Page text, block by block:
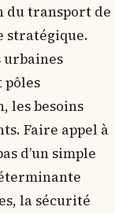
du transport de
stratégique.
pôles
les besoins
Faire appel à
d’un simple
la sécurité